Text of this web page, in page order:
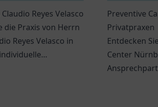
Reyes Velasco
die Praxis von Herrn
Reyes Velasco in
Preventive
Privatpraxen
Entdecken
Center